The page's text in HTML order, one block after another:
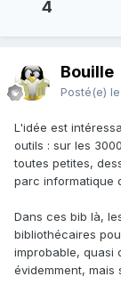
4
Bouille
Posté(e)
L'idée est
outils : sur les
toutes petites,
parc informatique
Dans ces bib là,
bibliothécaires
improbable, quasi
évidemment, mais